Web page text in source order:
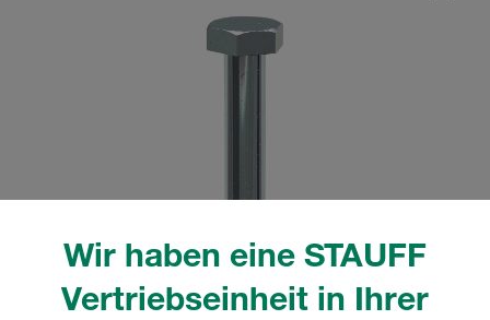
Wir haben eine STAUFF
Vertriebseinheit in Ihrer